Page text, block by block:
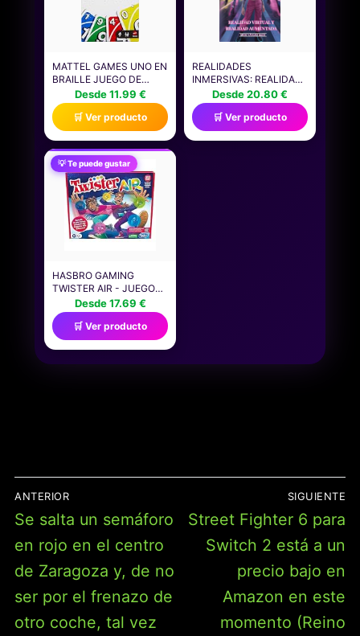
MATTEL GAMES UNO EN
BRAILLE JUEGO DE
CARTAS CON BARAJA
DISEÑADA
ESPECIALMENTE PARA
PERSONAS CIEGAS Y
CON BAJA VISIÓN, APTO
PARA NIÑOS Y NIÑAS, Y
PARA NOCHES DE
JUEGOS EN FAMILIA Y
FIESTAS, JMK87
Desde 11.99 €
🛒 Ver producto
REALIDADES
INMERSIVAS: REALIDAD
VIRTUAL Y REALIDAD
AUMENTADA QUE
TRANSFORMAN
INDUSTRIAS:
DESARROLLO,
Desde 20.80 €
🛒 Ver producto
💡 Te puede gustar
HASBRO GAMING
TWISTER AIR - JUEGO
TWISTER CON
APLICACIÓN DE
REALIDAD AUMENTADA,
SE CONECTA A
DISPOSITIVOS
INTELIGENTES, JUEGOS
Desde 17.69 €
🛒 Ver producto
DE
ENTRADAS
ANTERIOR
Entrada
anterior:
Se salta un semáforo
en rojo en el centro
de Zaragoza y, de no
ser por el frenazo de
otro coche, tal vez
SIGUIENTE
Entrada
siguiente:
Street Fighter 6 para
Switch 2 está a un
precio bajo en
Amazon en este
momento (Reino